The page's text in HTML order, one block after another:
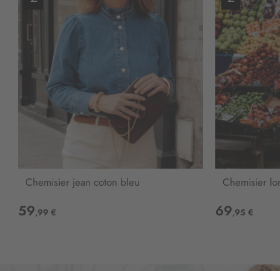
Chemisier jean coton bleu
59,99 €
Chemisier
69,95 €